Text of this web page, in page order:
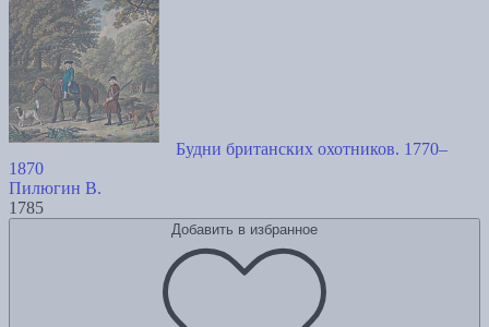
Будни британских охотников. 1770–
1870
Пилюгин В.
1785
Добавить в избранное